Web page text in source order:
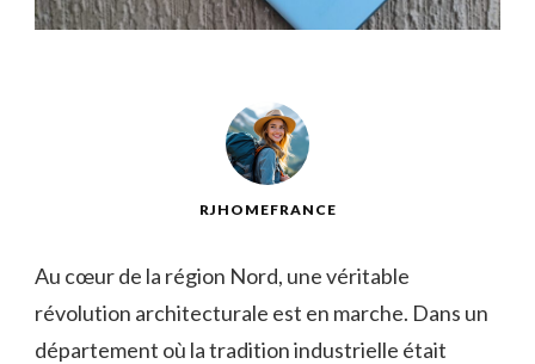
RJHOMEFRANCE
Au⁣ cœur ⁣de la région Nord, une​ véritable
révolution architecturale est en marche. Dans un
département où la tradition ⁣industrielle était